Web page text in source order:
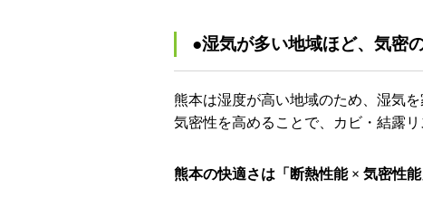
●湿気が多い地域ほど、気密
熊本は湿度が高い地域のため、湿気
気密性を高めることで、カビ・結露リ
熊本の快適さは「断熱性能 × 気密性